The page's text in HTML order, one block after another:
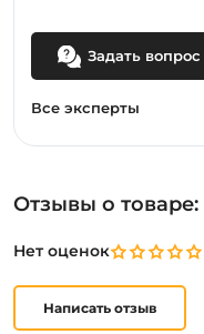
Задать вопрос
Все эксперты
Отзывы о товаре:
Нет оценок
Написать отзыв